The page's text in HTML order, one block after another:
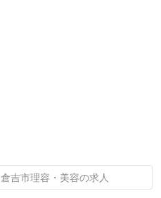
倉吉市理容・美容の求人